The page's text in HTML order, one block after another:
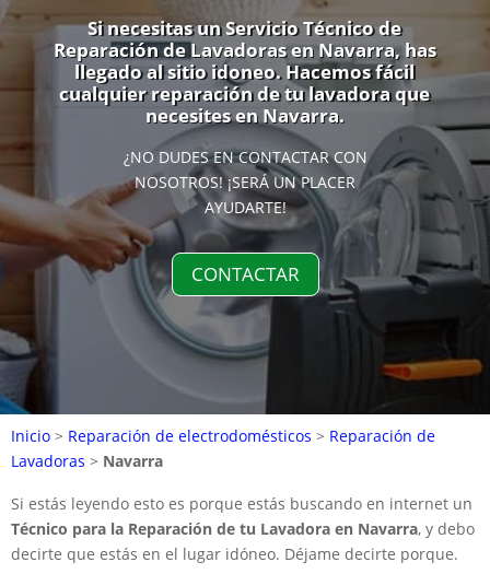
Si necesitas un Servicio Técnico de
Reparación de Lavadoras en Navarra, has
llegado al sitio idoneo. Hacemos fácil
cualquier reparación de tu lavadora que
necesites en Navarra.
¿NO DUDES EN CONTACTAR CON
NOSOTROS! ¡SERÁ UN PLACER
AYUDARTE!
CONTACTAR
Inicio > Reparación de electrodomésticos > Reparación de
Lavadoras > Navarra
Si estás leyendo esto es porque estás buscando en internet un
Técnico para la Reparación de tu Lavadora en Navarra, y debo
decirte que estás en el lugar idóneo. Déjame decirte porque.